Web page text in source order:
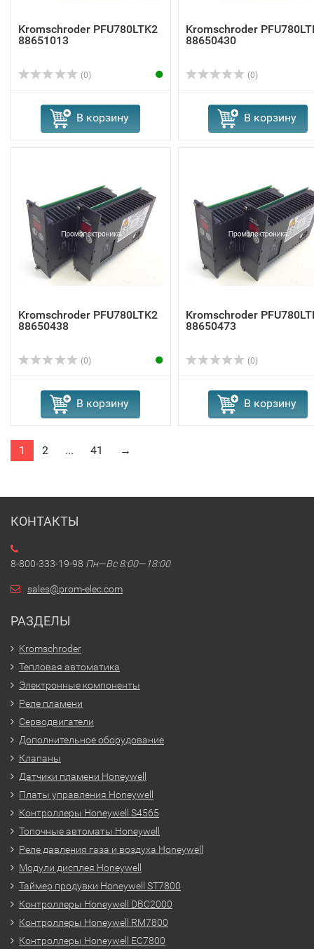
Kromschroder PFU780LTK2
88651013
(0)
В корзину
Kromschroder
88650430
(0)
В корзину
Kromschroder PFU780LTK2
88650438
(0)
В корзину
Kromschroder
88650473
(0)
В корзину
1 2 ... 41 →
КОНТАКТЫ
8-800-333-19-98 Пн—Вс 8:00—18:00
sales@prom-elec.com
РАЗДЕЛЫ
Kromschroder
Тепловая автоматика
Электронные компоненты
Реле пламени
Серводвигатели
Дополнительное оборудование
Клапаны
Датчики пламени Honeywell
Платы управления Honeywell
Контроллеры Honeywell S4565
Топочные автоматы Honeywell
Реле давления газа и воздуха Honeywell
Модули дисплея Honeywell
Таймер продувки Honeywell ST7800
Контроллеры Honeywell DBC2000
Контроллеры Honeywell RM7800
Контроллеры Honeywell EC7800